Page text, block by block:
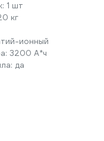
1 шт
кг
ионный
3200 А*ч
да